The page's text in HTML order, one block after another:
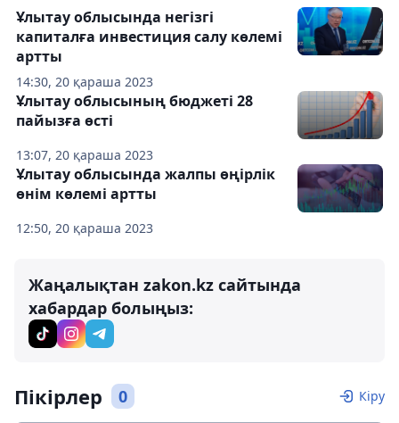
14:30, 20 қараша 2023
Ұлытау облысында негізгі
капиталға инвестиция салу көлемі
артты
13:07, 20 қараша 2023
Ұлытау облысының бюджеті 28
пайызға өсті
12:50, 20 қараша 2023
Ұлытау облысында жалпы өңірлік
өнім көлемі артты
Жаңалықтан zakon.kz сайтында
хабардар болыңыз:
Пікірлер 0 Кіру